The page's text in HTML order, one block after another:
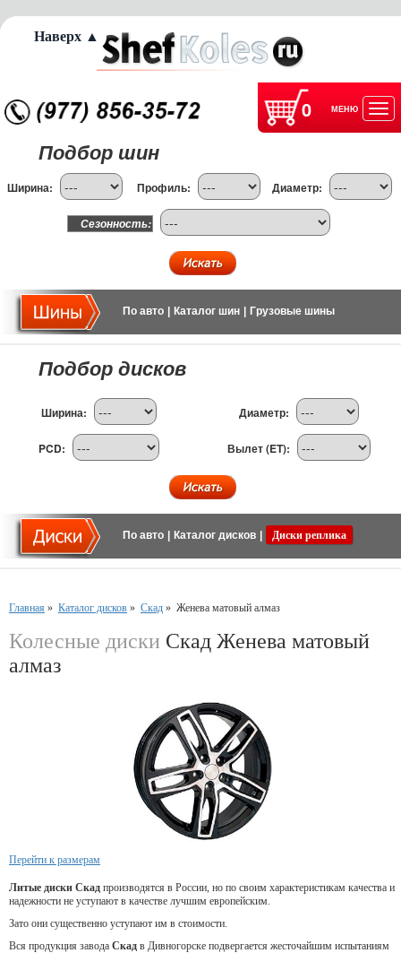
0 МЕНЮ
Подбор шин
Ширина: Профиль: Диаметр:
Сезонность:
По авто Каталог шин Грузовые шины
Подбор дисков
Ширина: Диаметр:
PCD: Вылет (ET):
По авто Каталог дисков Диски реплика
Главная » Каталог дисков » Скад » Женева матовый алмаз
Колесные диски Скад Женева матовый
алмаз
Перейти к размерам
Литые диски Скад производятся в России, но по своим характеристикам качества и
надежности не уступают в качестве лучшим европейским.
Зато они существенно уступают им в стоимости.
Вся продукция завода Скад в Дивногорске подвергается жесточайшим испытаниям
Наверх ▲